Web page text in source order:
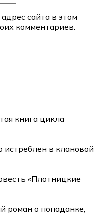
сайта в этом
комментариев.
книга цикла
истреблен в клановой
«Плотницкие
роман о попаданке,